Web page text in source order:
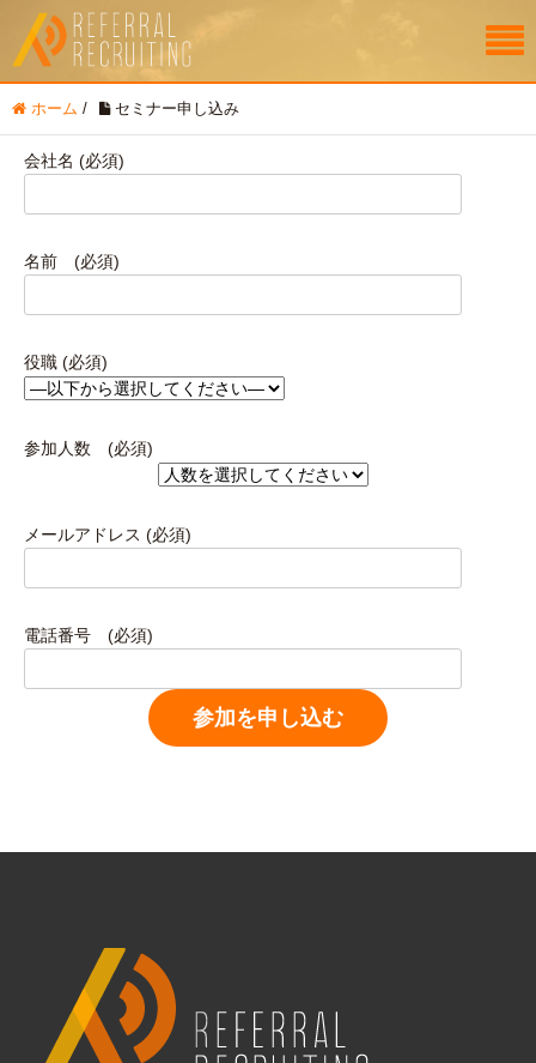
ホーム / セミナー申し込み
会社名 (必須)
名前 (必須)
役職 (必須)
参加人数 (必須)
メールアドレス (必須)
電話番号 (必須)